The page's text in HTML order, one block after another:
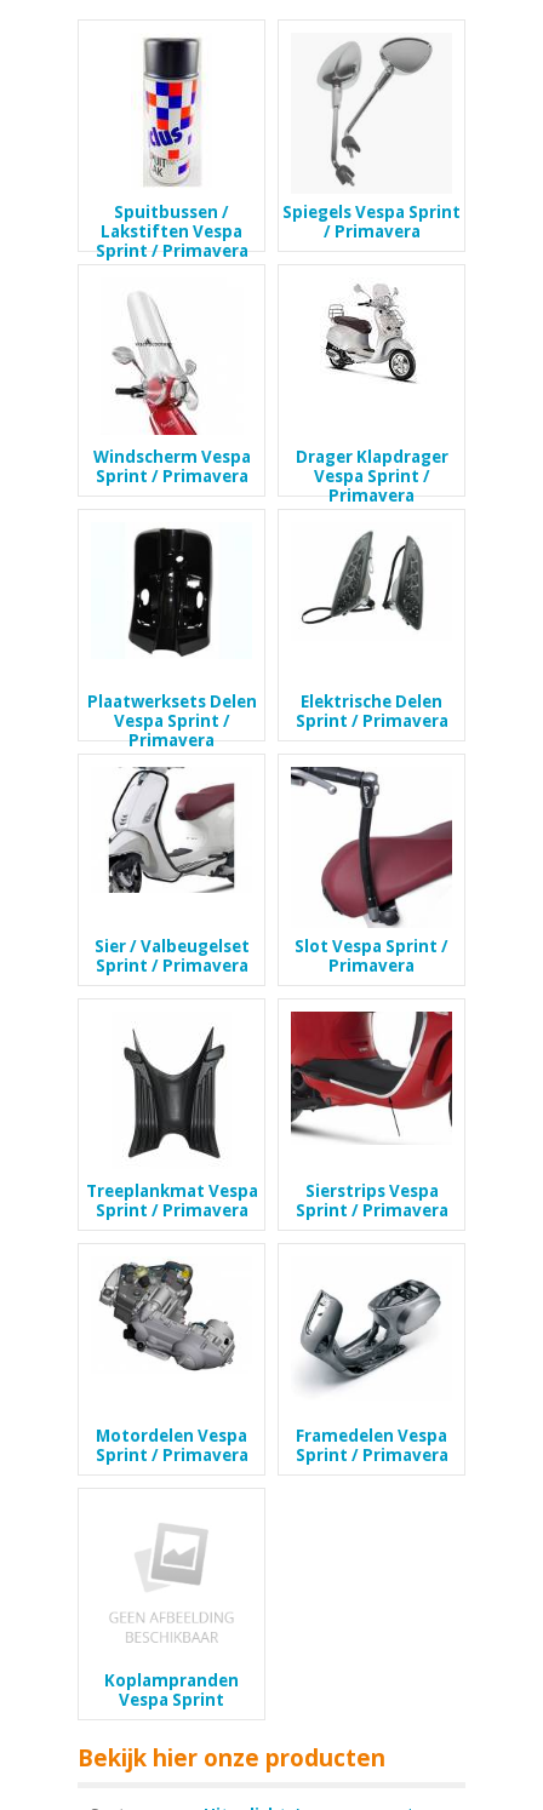
Spuitbussen /
Lakstiften Vespa
Sprint / Primavera
Spiegels Vespa Sprint
/ Primavera
Windscherm Vespa
Sprint / Primavera
Drager Klapdrager
Vespa Sprint /
Primavera
Plaatwerksets Delen
Vespa Sprint /
Primavera
Elektrische Delen
Sprint / Primavera
Sier / Valbeugelset
Sprint / Primavera
Slot Vespa Sprint /
Primavera
Treeplankmat Vespa
Sprint / Primavera
Sierstrips Vespa
Sprint / Primavera
Motordelen Vespa
Sprint / Primavera
Framedelen Vespa
Sprint / Primavera
Koplampranden
Vespa Sprint
Bekijk hier onze producten